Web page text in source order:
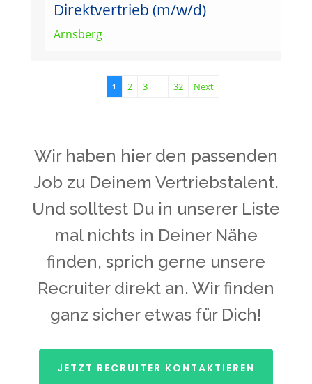
Direktvertrieb (m/w/d)
Arnsberg
1 2 3 … 32 Next
Wir haben hier den passenden
Job zu Deinem Vertriebstalent.
Und solltest Du in unserer Liste
mal nichts in Deiner Nähe
finden, sprich gerne unsere
Recruiter direkt an. Wir finden
ganz sicher etwas für Dich!
JETZT RECRUITER KONTAKTIEREN